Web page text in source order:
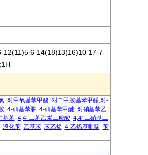
12(11)5-6-14(18)13(16)10-17-7-
对甲氧基苯甲酸 对二甲胺基苯甲醛,对-
4-硝基苯肼 4-硝基苯甲醚 对硝基苯乙
基苯 4,4'-二苯乙烯二羧酸 4,4'-二硝基二
溴化苄 乙基苯 苯乙烯 4-乙烯基吡啶 苄